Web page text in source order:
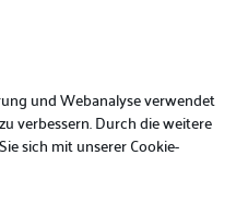
und Webanalyse verwendet
verbessern. Durch die weitere
sich mit unserer Cookie-
Browsers aktivieren.
eingeschränkt sein.
auf dieser Website
dieser